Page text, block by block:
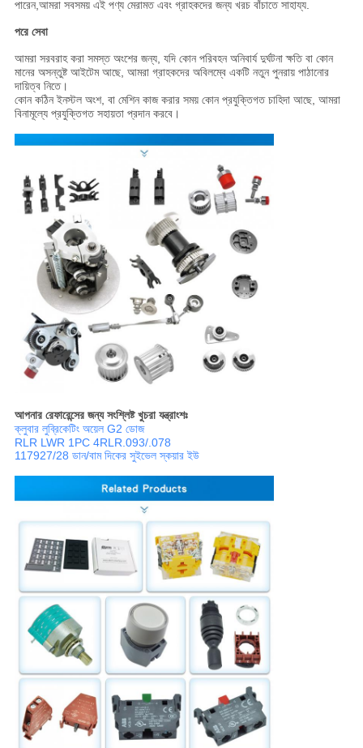
পারেন,আমরা সবসময় এই পণ্য মেরামত এবং গ্রাহকদের জন্য খরচ বাঁচাতে সাহায্য.
পরে সেবা
আমরা সরবরাহ করা সমস্ত অংশের জন্য, যদি কোন পরিবহন অনিবার্য দুর্ঘটনা ক্ষতি বা কোন
মানের অসন্তুষ্ট আইটেম আছে, আমরা গ্রাহকদের অবিলম্বে একটি নতুন পুনরায় পাঠানোর
দায়িত্ব নিতে।
কোন কঠিন ইনস্টল অংশ, বা মেশিন কাজ করার সময় কোন প্রযুক্তিগত চাহিদা আছে, আমরা
বিনামূল্যে প্রযুক্তিগত সহায়তা প্রদান করবে।
আপনার রেফারেন্সের জন্য সংশ্লিষ্ট খুচরা যন্ত্রাংশঃ
ক্লুবার লুব্রিকেটিং অয়েল G2 ডোজ
RLR LWR 1PC 4RLR.093/.078
117927/28 ডান/বাম দিকের সুইভেল স্কয়ার ইউ